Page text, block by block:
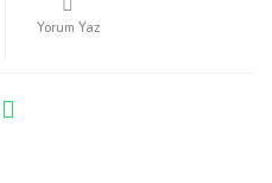
Yorum Yaz